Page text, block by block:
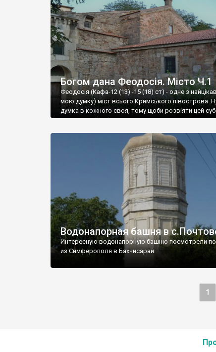
Богом дана Феодосія. Місто Ч.1
Феодосія (Кафа-12 (13) -15 (18) ст) - одне з
мою думку) міст всього Кримського півострова
думка в кожного своя, тому щоби розвіяти цей
запрошую відвідати це
Водонапорная башня в
Интересную водонапорную башню посмотрели
из Симферополя в Бахчисарай.
1